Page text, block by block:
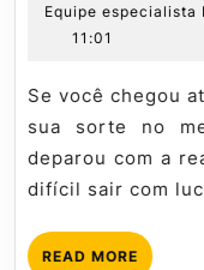
Equipe especialista
11:01
Se você chegou até aqui, provavelmente já tentou
sua sorte no
deparou com a
difícil sair com
READ MORE READ